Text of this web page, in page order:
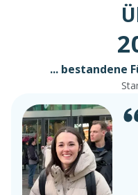
... bestandene